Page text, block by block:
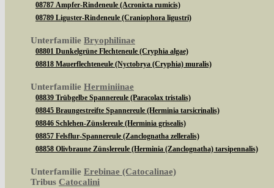
08787 Ampfer-Rindeneule (Acronicta rumicis)
08789 Liguster-Rindeneule (Craniophora ligustri)
Unterfamilie Bryophilinae
08801 Dunkelgrüne Flechteneule (Cryphia algae)
08818 Mauerflechteneule (Nyctobrya (Cryphia) muralis)
Unterfamilie Herminiinae
08839 Trübgelbe Spannereule (Paracolax tristalis)
08845 Braungestreifte Spannereule (Herminia tarsicrinalis)
08846 Schlehen-Zünslereule (Herminia grisealis)
08857 Felsflur-Spannereule (Zanclognatha zelleralis)
08858 Olivbraune Zünslereule (Herminia (Zanclognatha) tarsipennalis)
Unterfamilie Erebinae (Catocalinae)
Tribus Catocalini